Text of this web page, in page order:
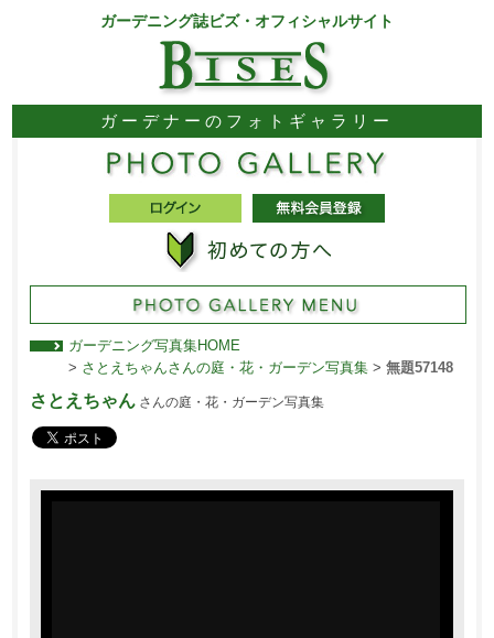
ガーデニング誌ビズ・オフィシャルサイト
ガーデナーのフォトギャラリー
ガーデニング写真集HOME
> さとえちゃんさんの庭・花・ガーデン写真集> 無題57148
さとえちゃんさんの庭・花・ガーデン写真集